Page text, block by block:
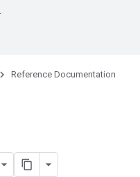
Reference Documentation